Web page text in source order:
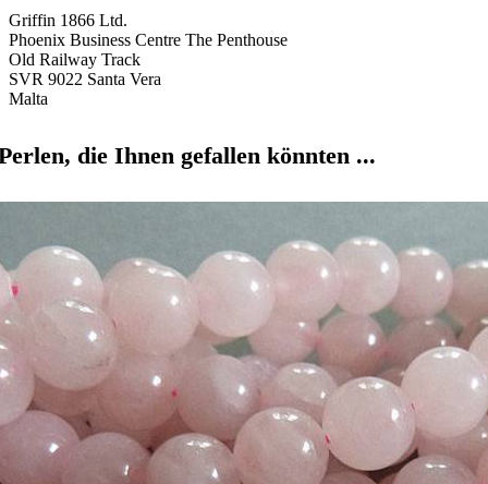
Griffin 1866 Ltd.
Phoenix Business Centre The Penthouse
Old Railway Track
SVR 9022 Santa Vera
Malta
die Ihnen gefallen könnten ...